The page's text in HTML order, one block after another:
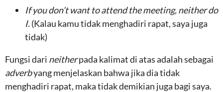
If you don’t want to attend the meeting, neither do
I.(Kalau kamu tidak menghadiri rapat, saya juga
tidak)
Fungsi dari neitherpada kalimat di atas adalah sebagai
adverbyang menjelaskan bahwa jika dia tidak
menghadiri rapat, maka tidak demikian juga bagi saya.